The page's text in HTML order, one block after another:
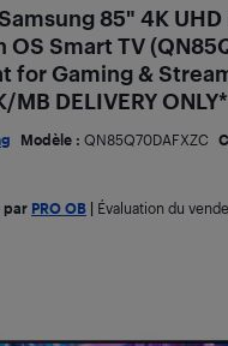
85" 4K UHD
OS Smart TV
for Gaming &
DELIVERY ONLY*
Modèle : QN85Q70DAFXZC
par PRO OB Évaluation du